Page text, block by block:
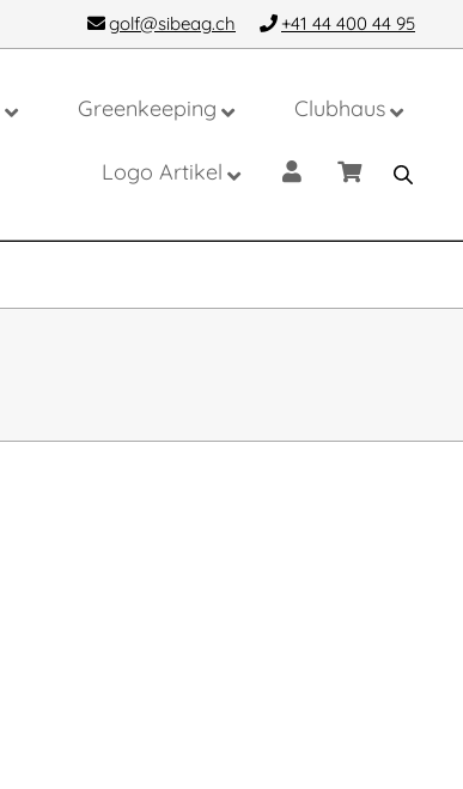
golf@sibeag.ch +41 44 400 44 95
Greenkeeping Clubhaus
Logo Artikel